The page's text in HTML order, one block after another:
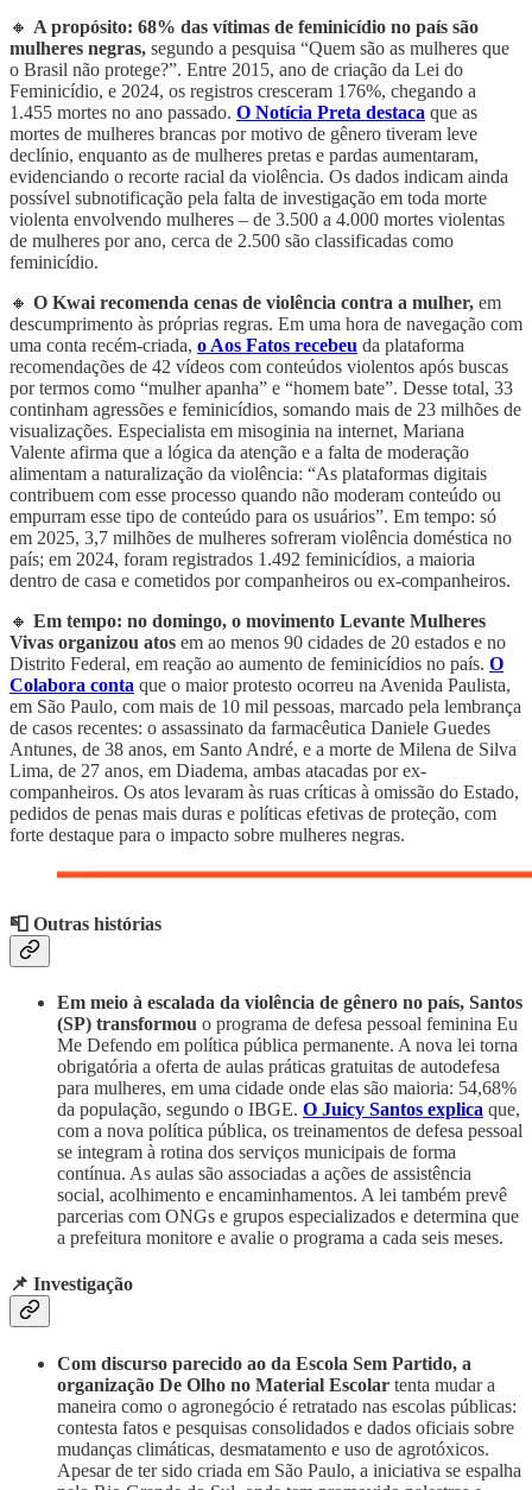
🔸 A propósito: 68% das vítimas de feminicídio no país são
mulheres negras, segundo a pesquisa “Quem são as mulheres que
o Brasil não protege?”. Entre 2015, ano de criação da Lei do
Feminicídio, e 2024, os registros cresceram 176%, chegando a
1.455 mortes no ano passado. O Notícia Preta destaca que as
mortes de mulheres brancas por motivo de gênero tiveram leve
declínio, enquanto as de mulheres pretas e pardas aumentaram,
evidenciando o recorte racial da violência. Os dados indicam ainda
possível subnotificação pela falta de investigação em toda morte
violenta envolvendo mulheres – de 3.500 a 4.000 mortes violentas
de mulheres por ano, cerca de 2.500 são classificadas como
feminicídio.
🔸 O Kwai recomenda cenas de violência contra a mulher, em
descumprimento às próprias regras. Em uma hora de navegação com
uma conta recém-criada, o Aos Fatos recebeu da plataforma
recomendações de 42 vídeos com conteúdos violentos após buscas
por termos como “mulher apanha” e “homem bate”. Desse total, 33
continham agressões e feminicídios, somando mais de 23 milhões de
visualizações. Especialista em misoginia na internet, Mariana
Valente afirma que a lógica da atenção e a falta de moderação
alimentam a naturalização da violência: “As plataformas digitais
contribuem com esse processo quando não moderam conteúdo ou
empurram esse tipo de conteúdo para os usuários”. Em tempo: só
em 2025, 3,7 milhões de mulheres sofreram violência doméstica no
país; em 2024, foram registrados 1.492 feminicídios, a maioria
dentro de casa e cometidos por companheiros ou ex-companheiros.
🔸 Em tempo: no domingo, o movimento Levante Mulheres
Vivas organizou atos em ao menos 90 cidades de 20 estados e no
Distrito Federal, em reação ao aumento de feminicídios no país. O
Colabora conta que o maior protesto ocorreu na Avenida Paulista,
em São Paulo, com mais de 10 mil pessoas, marcado pela lembrança
de casos recentes: o assassinato da farmacêutica Daniele Guedes
Antunes, de 38 anos, em Santo André, e a morte de Milena de Silva
Lima, de 27 anos, em Diadema, ambas atacadas por ex-
companheiros. Os atos levaram às ruas críticas à omissão do Estado,
pedidos de penas mais duras e políticas efetivas de proteção, com
forte destaque para o impacto sobre mulheres negras.
📮 Outras histórias
Em meio à escalada da violência de gênero no país, Santos
(SP) transformou o programa de defesa pessoal feminina Eu
Me Defendo em política pública permanente. A nova lei torna
obrigatória a oferta de aulas práticas gratuitas de autodefesa
para mulheres, em uma cidade onde elas são maioria: 54,68%
da população, segundo o IBGE. O Juicy Santos explica que,
com a nova política pública, os treinamentos de defesa pessoal
se integram à rotina dos serviços municipais de forma
contínua. As aulas são associadas a ações de assistência
social, acolhimento e encaminhamentos. A lei também prevê
parcerias com ONGs e grupos especializados e determina que
a prefeitura monitore e avalie o programa a cada seis meses.
📌 Investigação
Com discurso parecido ao da Escola Sem Partido, a
organização De Olho no Material Escolar tenta mudar a
maneira como o agronegócio é retratado nas escolas públicas:
contesta fatos e pesquisas consolidados e dados oficiais sobre
mudanças climáticas, desmatamento e uso de agrotóxicos.
Apesar de ter sido criada em São Paulo, a iniciativa se espalha